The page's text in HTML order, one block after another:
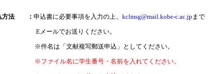
方法 ： 申込書に必要事項を入力の上、 kclmsg@mail.kobe-c.ac.jp まで
Eメールでお送りください。
※件名は「文献複写郵送申込」としてください。
※ファイル名に学生番号・名前を入れてください。